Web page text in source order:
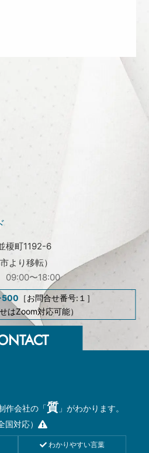
榎町1192-6
より移転）
09:00〜18:00
500 ［お問合せ番号:１］
はZoom対応可能）
作会社の「質 」がわかります。
国対応）
わかりやすい言葉